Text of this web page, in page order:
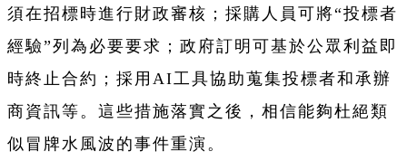
須在招標時進行財政審核；採購人員可將“投標者
經驗”列為必要要求；政府訂明可基於公眾利益即
時終止合約；採用AI工具協助蒐集投標者和承辦
商資訊等。這些措施落實之後，相信能夠杜絕類
似冒牌水風波的事件重演。